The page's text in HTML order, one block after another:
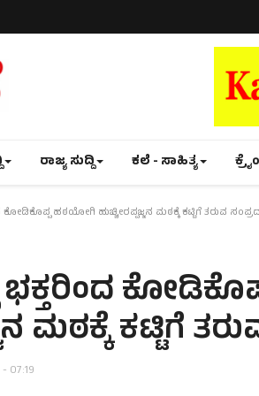
ರಾಜ್ಯ ಸುದ್ದಿ ಕಲೆ - ಸಾಹಿತ್ಯ
ಕೋಡಿಕೊಪ್ಪ ಹಠಯೋಗಿ ಹುಚ್ಚೀರಪ್ಪಜ್ಜನ ಮಠಕ್ಕೆ ಕಟ್ಟಿಗೆ ತರುವ
ಭಕ್ತರಿಂದ
ಮಠಕ್ಕೆ ಕಟ್ಟಿಗೆ
07:19